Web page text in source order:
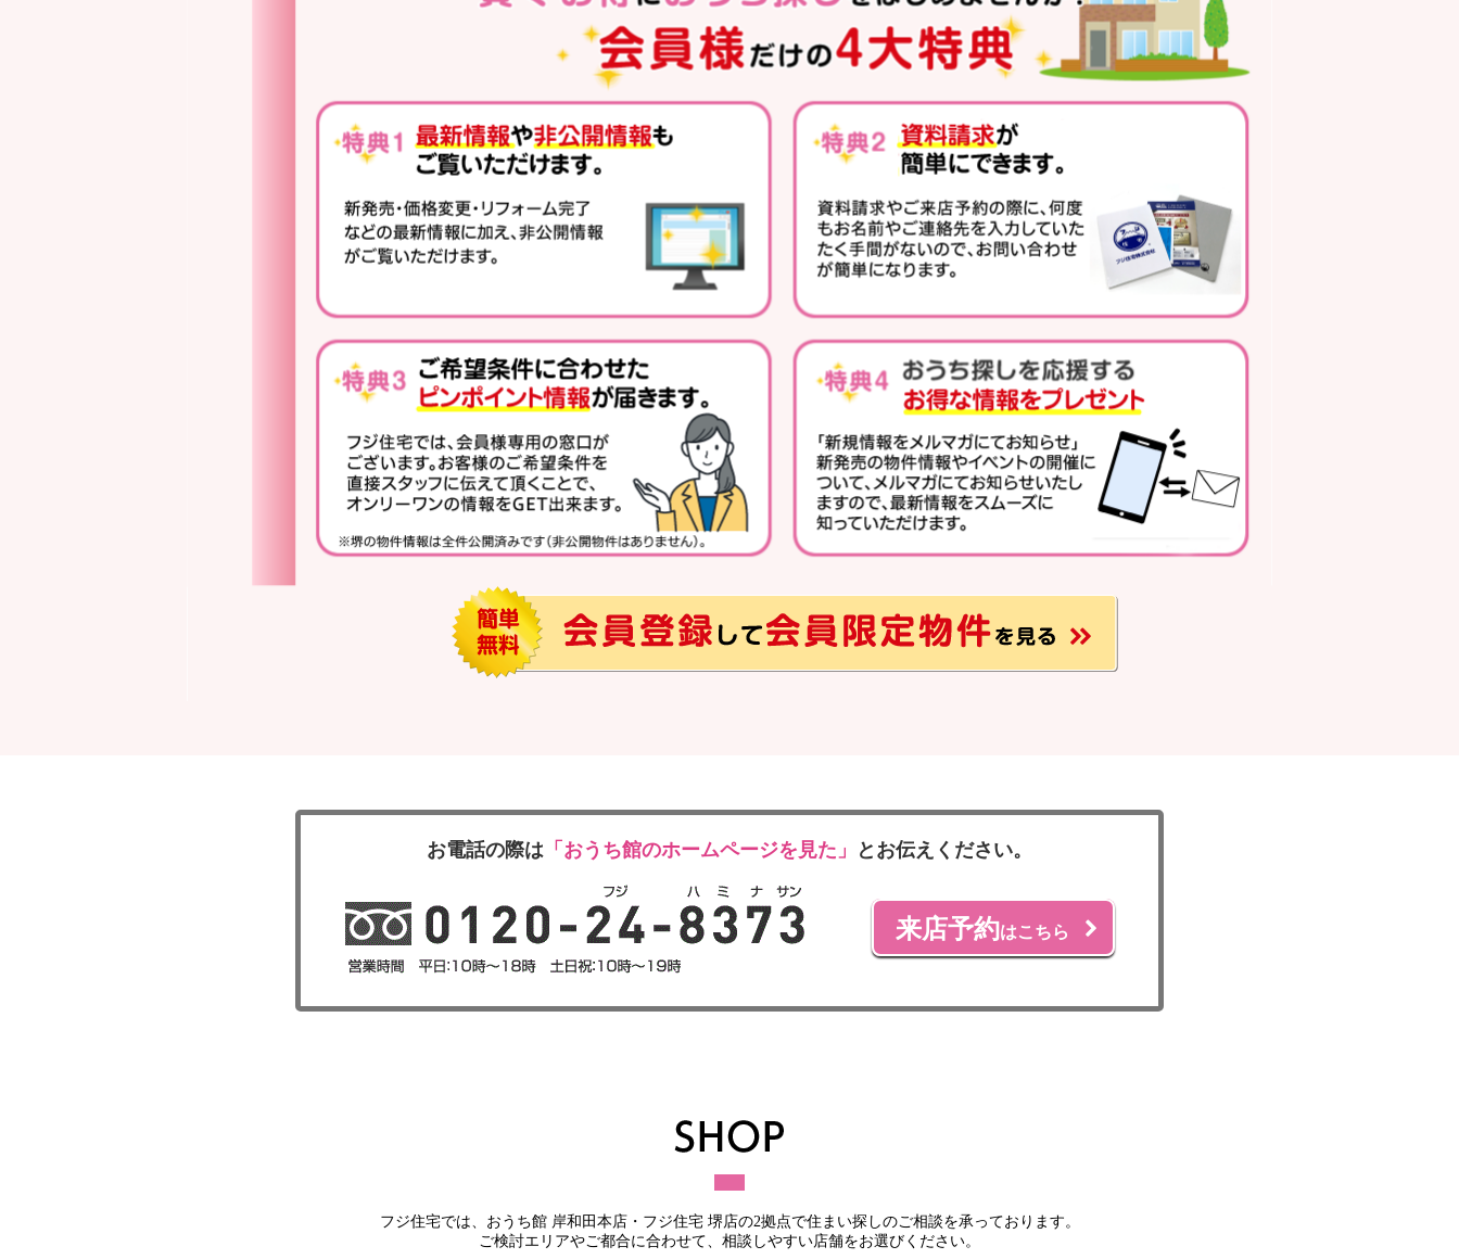
お電話の際は 「おうち館のホームページを見た」 とお伝えください。
来店予約はこちら
フジ住宅では、 おうち館 岸和田本店・フジ住宅 堺店の2拠点で住まい探しのご相談を承っております。
ご検討エリアやご都合に合わせて、 相談しやすい店舗をお選びください。